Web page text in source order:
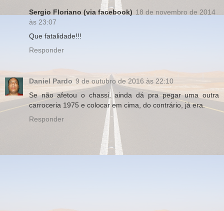
Sergio Floriano (via facebook) 18 de novembro de 2014
às 23:07
Que fatalidade!!!
Responder
Daniel Pardo 9 de outubro de 2016 às 22:10
Se não afetou o chassi, ainda dá pra pegar uma outra
carroceria 1975 e colocar em cima, do contrário, já era.
Responder